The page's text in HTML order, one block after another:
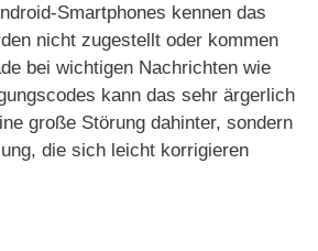
kennen das
nicht zugestellt oder kommen
bei wichtigen Nachrichten wie
kann das sehr ärgerlich
große Störung dahinter, sondern
die sich leicht korrigieren